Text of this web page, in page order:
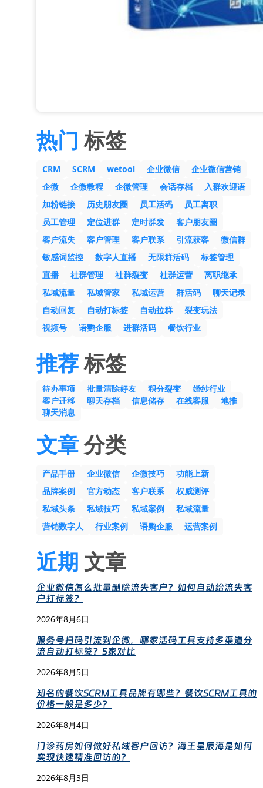
热门 标签
CRM SCRM wetool 企业微信
企业微信营销
企微
企微教程 企微管理 会话存档
入群欢迎语
加粉链接
历史朋友圈 员工活码
员工离职
员工管理
定位进群 定时群发
客户朋友圈
客户流失
客户管理 客户联系 引流获客
微信群
敏感词监控
数字人直播 无限群活码
标签管理
直播
社群管理 社群裂变 社群运营
离职继承
私域流量
私域管家 私域运营 群活码
聊天记录
自动回复
自动打标签 自动拉群
裂变玩法
视频号
语鹦企服 进群活码 餐饮行业
推荐标签
待办事项 批量清除好友 积分裂变
婚纱行业
客户迁移
聊天存档 信息储存 在线客服
地推
聊天消息
文章分类
产品手册 企业微信 企微技巧
功能上新
品牌案例
官方动态 客户联系
权威测评
私域头条
私域技巧 私域案例
私域流量
营销数字人
行业案例 语鹦企服 运营案例
近期 文章
企业微信怎么批量删除流失客户？如何自动给流失客
户打标签？
2026年8月6日
服务号扫码引流到企微，哪家活码工具支持多渠道分
流自动打标签？5家对比
2026年8月5日
知名的餐饮SCRM工具品牌有哪些？餐饮SCRM工具的
价格一般是多少？
2026年8月4日
门诊药房如何做好私域客户回访？海王星辰海是如何
实现快速精准回访的？
2026年8月3日